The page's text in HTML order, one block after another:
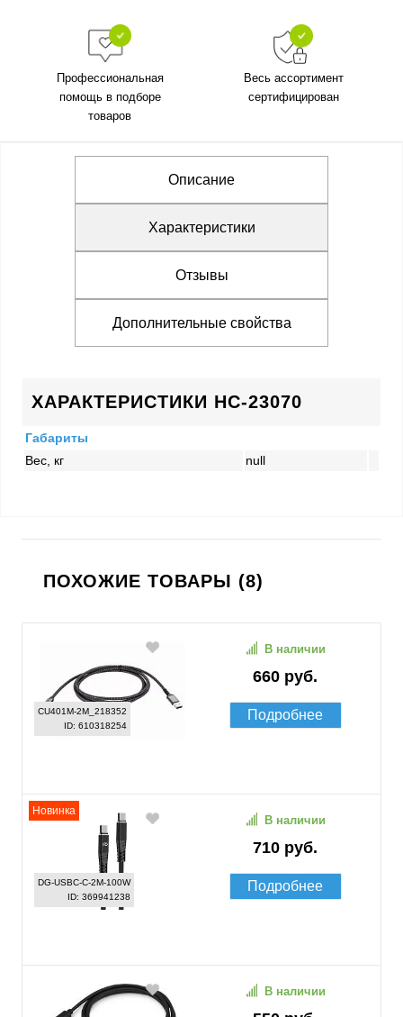
Профессиональная
помощь в подборе
товаров
Весь ассортимент
сертифицирован
Описание
Характеристики
Отзывы
Дополнительные свойства
ХАРАКТЕРИСТИКИ HC-23070
Габариты
Вес, кг
null
ПОХОЖИЕ ТОВАРЫ (8)
CU401M-2M_218352
ID: 610318254
660 руб.
В наличии
Подробнее
Новинка
DG-USBС-C-2M-100W
ID: 369941238
710 руб.
В наличии
Подробнее
В наличии